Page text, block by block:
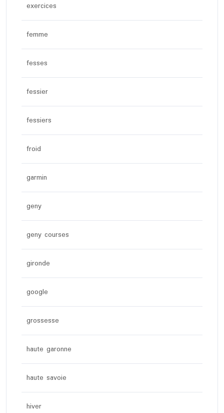
exercices
femme
fesses
fessier
fessiers
froid
garmin
geny
geny courses
gironde
google
grossesse
haute garonne
haute savoie
hiver